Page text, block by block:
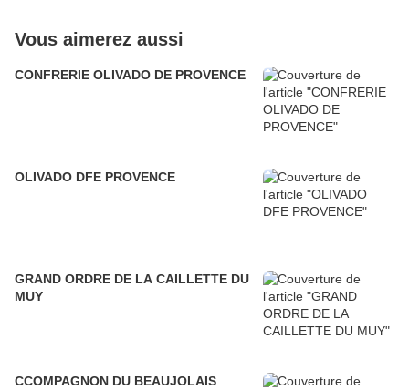
Vous aimerez aussi
CONFRERIE OLIVADO DE PROVENCE
OLIVADO DFE PROVENCE
GRAND ORDRE DE LA CAILLETTE DU
MUY
CCOMPAGNON DU BEAUJOLAIS